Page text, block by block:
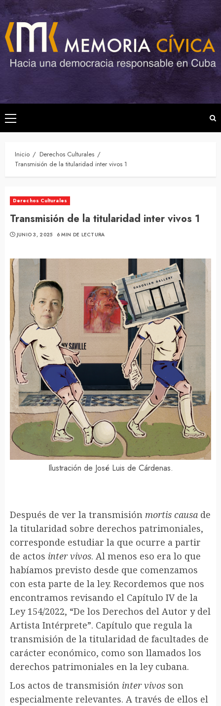
Saltar
al
contenido
Menú
principal
Inicio
Derechos Culturales
Transmisión de la titularidad inter vivos 1
Derechos Culturales
Transmisión de la titularidad inter vivos 1
JUNIO 3, 2025 6 MIN DE LECTURA
Ilustración de José Luis de Cárdenas.
Después de ver la transmisión mortis causa de
la titularidad sobre derechos patrimoniales,
corresponde estudiar la que ocurre a partir
de actos inter vivos. Al menos eso era lo que
habíamos previsto desde que comenzamos
con esta parte de la ley. Recordemos que nos
encontramos revisando el Capítulo IV de la
Ley 154/2022, “De los Derechos del Autor y del
Artista Intérprete”. Capítulo que regula la
transmisión de la titularidad de facultades de
carácter económico, como son llamados los
derechos patrimoniales en la ley cubana.
Los actos de transmisión inter vivos son
especialmente relevantes. A través de ellos el